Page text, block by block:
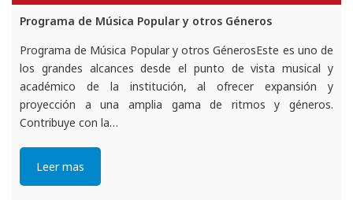
Programa de Música Popular y otros Géneros
Programa de Música Popular y otros GénerosEste es uno de
los grandes alcances desde el punto de vista musical y
académico de la institución, al ofrecer expansión y
proyección a una amplia gama de ritmos y géneros.
Contribuye con la…
Leer mas